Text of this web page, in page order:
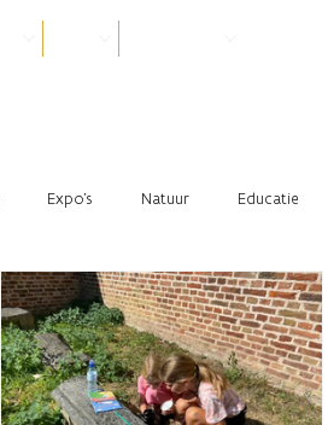
Expo's Natuur Educatie